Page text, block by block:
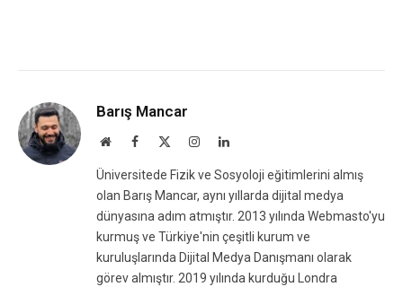
Barış Mancar
WebsiteFacebook InstagramLinkedIn
Üniversitede Fizik ve Sosyoloji eğitimlerini almış
olan Barış Mancar, aynı yıllarda dijital medya
dünyasına adım atmıştır. 2013 yılında Webmasto'yu
kurmuş ve Türkiye'nin çeşitli kurum ve
kuruluşlarında Dijital Medya Danışmanı olarak
görev almıştır. 2019 yılında kurduğu Londra